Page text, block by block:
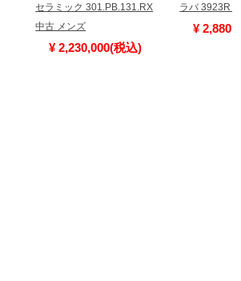
セラミック 301.PB.131.RX
中古 メンズ
¥ 2,230,000(税込)
ラバ 3923R
¥